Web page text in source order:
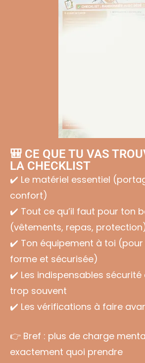
🎒 CE QUE TU VAS
LA CHECKLIST
✔️ Le matériel essentiel
confort)
✔️ Tout ce qu’il faut pour ton
(vêtements, repas,
✔️ Ton équipement à toi (pour
forme et sécurisée)
✔️ Les indispensables sécurité
trop souvent
✔️ Les vérifications à faire
👉 Bref : plus de charge
exactement quoi prendre